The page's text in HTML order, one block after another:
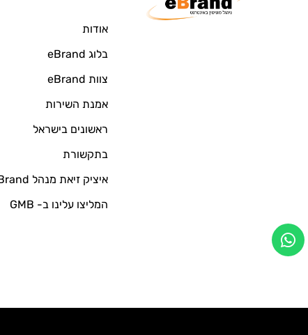
אודות
בלוג eBrand
צוות eBrand
אמנת השירות
ראשונים בישראל
בתקשורת
איציק זיאת מנהל eBrand
המליצו עלינו ב- GMB